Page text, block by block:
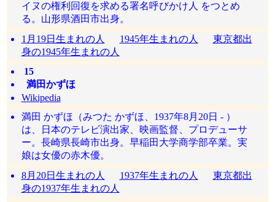
イヌの権利回復を求める署名呼びかけ人 をつとめ
る。山形県酒田市出身。
1月19日生まれの人
1945年生まれの人
東京都出
身の1945年生まれの人
15
満田かずほ
Wikipedia
満田 かずほ（みつた かずほ、1937年8月20日 - ）
は、日本のテレビ演出家、映画監督、プロデューサ
ー。長崎県長崎市出身。早稲田大学商学部卒業。実
娘は女優の赤木優。
8月20日生まれの人
1937年生まれの人
東京都出
身の1937年生まれの人